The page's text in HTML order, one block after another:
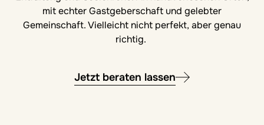
mit echter Gastgeberschaft und gelebter
Gemeinschaft. Vielleicht nicht perfekt, aber genau
richtig.
Jetzt beraten lassen